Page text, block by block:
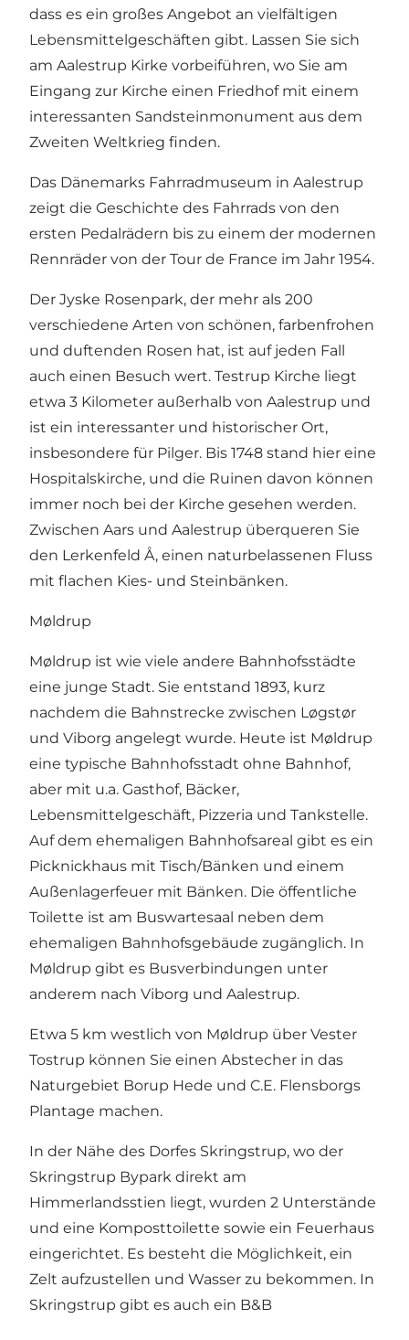
dass es ein großes Angebot an vielfältigen
Lebensmittelgeschäften gibt. Lassen Sie sich
am Aalestrup Kirke vorbeiführen, wo Sie am
Eingang zur Kirche einen Friedhof mit einem
interessanten Sandsteinmonument aus dem
Zweiten Weltkrieg finden.
Das Dänemarks Fahrradmuseum in Aalestrup
zeigt die Geschichte des Fahrrads von den
ersten Pedalrädern bis zu einem der modernen
Rennräder von der Tour de France im Jahr 1954.
Der Jyske Rosenpark, der mehr als 200
verschiedene Arten von schönen, farbenfrohen
und duftenden Rosen hat, ist auf jeden Fall
auch einen Besuch wert. Testrup Kirche liegt
etwa 3 Kilometer außerhalb von Aalestrup und
ist ein interessanter und historischer Ort,
insbesondere für Pilger. Bis 1748 stand hier eine
Hospitalskirche, und die Ruinen davon können
immer noch bei der Kirche gesehen werden.
Zwischen Aars und Aalestrup überqueren Sie
den Lerkenfeld Å, einen naturbelassenen Fluss
mit flachen Kies- und Steinbänken.
Møldrup
Møldrup ist wie viele andere Bahnhofsstädte
eine junge Stadt. Sie entstand 1893, kurz
nachdem die Bahnstrecke zwischen Løgstør
und Viborg angelegt wurde. Heute ist Møldrup
eine typische Bahnhofsstadt ohne Bahnhof,
aber mit u.a. Gasthof, Bäcker,
Lebensmittelgeschäft, Pizzeria und Tankstelle.
Auf dem ehemaligen Bahnhofsareal gibt es ein
Picknickhaus mit Tisch/Bänken und einem
Außenlagerfeuer mit Bänken. Die öffentliche
Toilette ist am Buswartesaal neben dem
ehemaligen Bahnhofsgebäude zugänglich. In
Møldrup gibt es Busverbindungen unter
anderem nach Viborg und Aalestrup.
Etwa 5 km westlich von Møldrup über Vester
Tostrup können Sie einen Abstecher in das
Naturgebiet Borup Hede und C.E. Flensborgs
Plantage machen.
In der Nähe des Dorfes Skringstrup, wo der
Skringstrup Bypark direkt am
Himmerlandsstien liegt, wurden 2 Unterstände
und eine Komposttoilette sowie ein Feuerhaus
eingerichtet. Es besteht die Möglichkeit, ein
Zelt aufzustellen und Wasser zu bekommen. In
Skringstrup gibt es auch ein B&B